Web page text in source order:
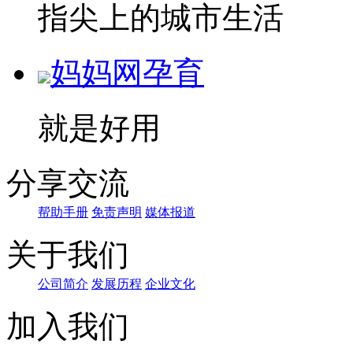
指尖上的城市生活
妈妈网孕育
就是好用
分享交流
帮助手册 免责声明 媒体报道
关于我们
公司简介 发展历程 企业文化
加入我们